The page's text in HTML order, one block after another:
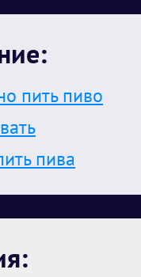
пить пиво
пива